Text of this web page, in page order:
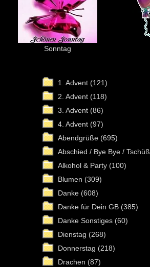
Sonntag
1. Advent (121)
2. Advent (118)
3. Advent (86)
4. Advent (97)
Abendgrüße (695)
Abschied / Bye Bye / Tschüß
Alkohol & Party (100)
Blumen (309)
Danke (608)
Danke für Dein GB (385)
Danke Sonstiges (60)
Dienstag (268)
Donnerstag (218)
Drachen (87)